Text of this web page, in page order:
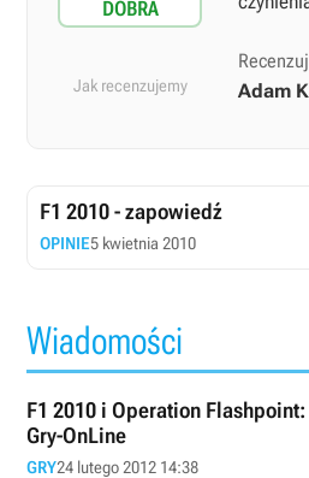
DOBRA
Jak recenzujemy
Adam
F1 2010 - zapowiedź
OPINIE5 kwietnia 2010
Wiadomości
F1 2010 i Operation
Gry-OnLine
GRY24 lutego 2012 14:38